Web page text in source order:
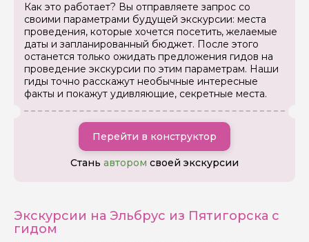
Как это работает? Вы отправляете запрос со
своими параметрами будущей экскурсии: места
проведения, которые хочется посетить, желаемые
даты и запланированный бюджет. После этого
останется только ожидать предложения гидов на
проведение экскурсии по этим параметрам. Наши
гиды точно расскажут необычные интересные
факты и покажут удивляющие, секретные места.
Перейти в конструктор
Стань автором своей экскурсии
Экскурсии на Эльбрус из Пятигорска с
гидом